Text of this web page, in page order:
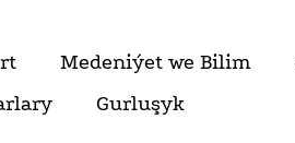
Medeniýet we Bilim
Gurluşyk